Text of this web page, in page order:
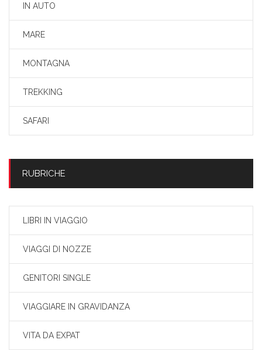
IN AUTO
MARE
MONTAGNA
TREKKING
SAFARI
RUBRICHE
LIBRI IN VIAGGIO
VIAGGI DI NOZZE
GENITORI SINGLE
VIAGGIARE IN GRAVIDANZA
VITA DA EXPAT